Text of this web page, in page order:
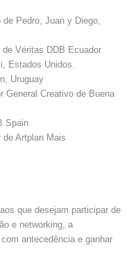
Pedro, Juan y Diego,
Véritas DDB Ecuador
Estados Unidos.
Uruguay
General Creativo de Buena
Spain
Artplan Mais
que desejam participar de
e networking, a
antecedência e ganhar